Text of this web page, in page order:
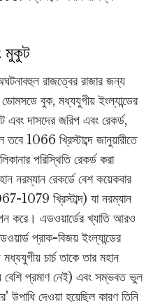
মুকুট
রাজত্বের রাজার জন্য
ডোমসডে বুক, মধ্যযুগীয় ইংল্যান্ডের
দাসদের জরিপ এবং রেকর্ড,
1066 খ্রিস্টাব্দে জানুয়ারীতে
পরিস্থিতি রেকর্ড করা
নরম্যান রেকর্ডে বেশ কয়েকবার
1079 খ্রিস্টাব্দ) যা নরম্যান
করে। এডওয়ার্ডের খ্যাতি আরও
প্রাক-বিজয় ইংল্যান্ডের
চার্চ তাকে তার মহান
বেশি প্রমাণ নেই) এবং সম্ভবত ভুল
উপাধি দেওয়া হয়েছিল কারণ তিনি